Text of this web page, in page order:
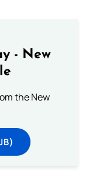
- New
the New